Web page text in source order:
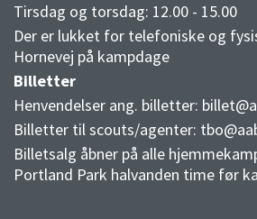
Tirsdag og torsdag: 12.00 - 15.00
Der er lukket for telefoniske og
Hornevej på kampdage
Billetter
Henvendelser ang. billetter:
Billetter til scouts/agenter:
Billetsalg åbner på alle
Portland Park halvanden time før